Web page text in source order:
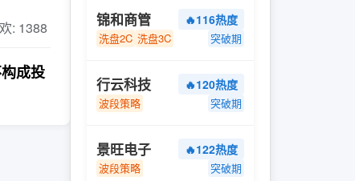
: 1388
成投
锦和商管 🔥116热度
洗盘2C 洗盘3C 突破期
行云科技 🔥120热度
波段策略 突破期
景旺电子 🔥122热度
波段策略 突破期